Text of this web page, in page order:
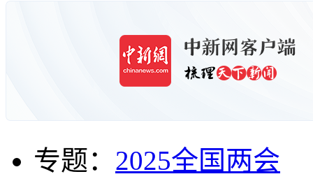
专题： 2025全国两会